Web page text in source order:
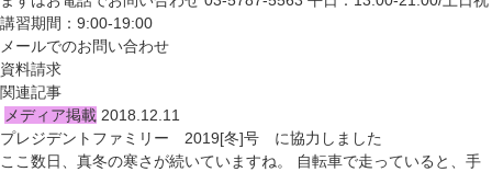
講習期間：9:00-19:00
メールでのお問い合わせ
資料請求
関連記事
メディア掲載 2018.12.11
プレジデントファミリー 2019[冬]号 に協力しました
ここ数日、真冬の寒さが続いていますね。 自転車で走っていると、手